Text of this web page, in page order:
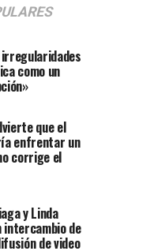
irregularidades
como un
que el
enfrentar un
corrige el
y Linda
intercambio de
de video